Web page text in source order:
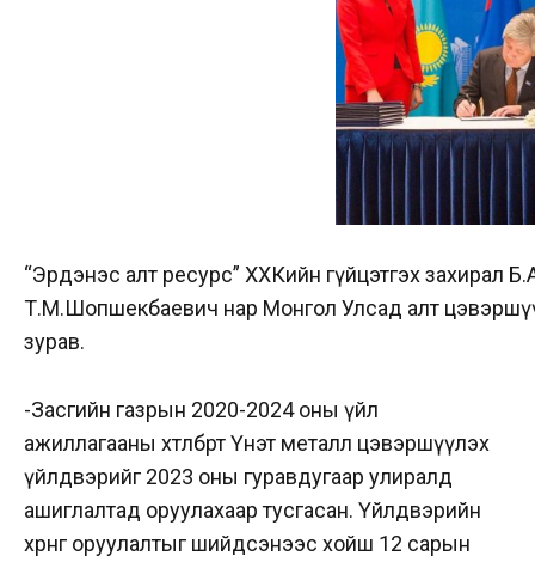
“Эрдэнэс алт ресурс” ХХКийн гүйцэтгэх захирал
Т.М.Шопшекбаевич нар Монгол Улсад алт
зурав.
-Засгийн газрын 2020-2024 оны үйл
ажиллагааны хөтөлбөрт Үнэт металл цэвэршүүлэх
үйлдвэрийг 2023 оны гуравдугаар улиралд
ашиглалтад оруулахаар тусгасан. Үйлдвэрийн
хөрөнгө оруулалтыг шийдсэнээс хойш 12 сарын